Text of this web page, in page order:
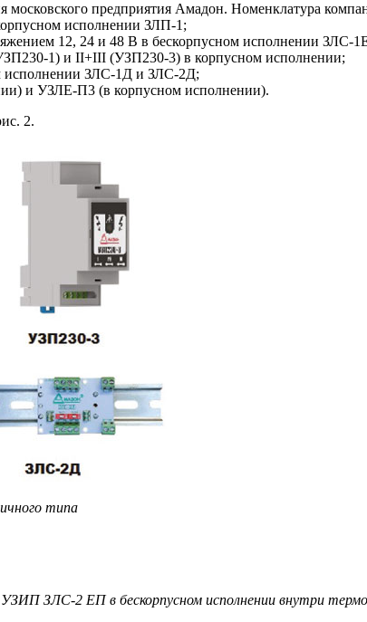
предприятия Амадон. Номенклатура
исполнении ЗЛП‑1;
12, 24 и 48 В в бескорпусном исполнении
и II+III (УЗП230‑3) в корпусном исполнении;
исполнении ЗЛС‑1Д и ЗЛС‑2Д;
и УЗЛЕ-П3 (в корпусном исполнении).
2.
типа
ЗЛС‑2 ЕП в бескорпусном исполнении внутри